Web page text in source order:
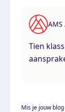
AMS
Tien
Mis je jouw